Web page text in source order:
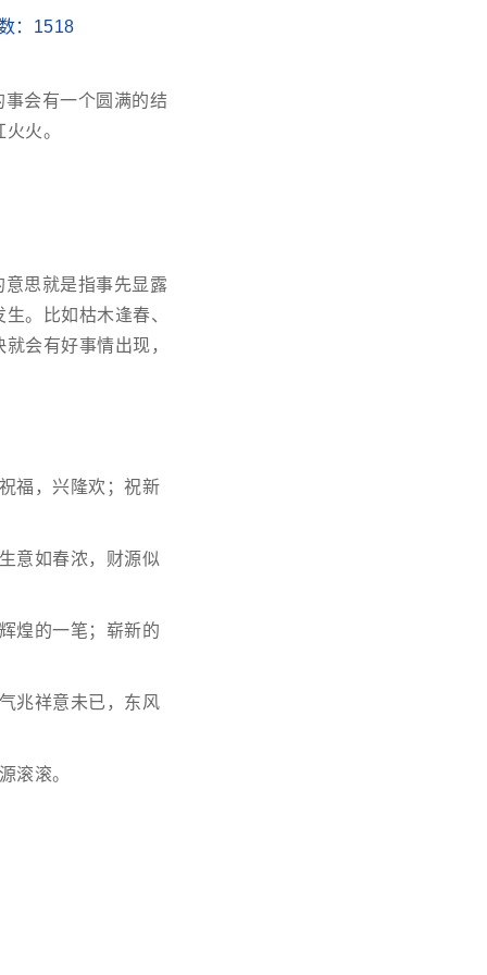
： 1518
会有一个圆满的结
火。
思就是指事先显露
。比如枯木逢春、
会有好事情出现，
福，兴隆欢；祝新
意如春浓，财源似
煌的一笔；崭新的
兆祥意未已，东风
滚滚。